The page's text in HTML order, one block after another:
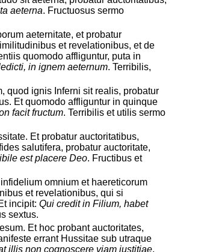
aeterna. Fructuosus sermo
aeternitate, et probatur
et revelationibus, et de
quomodo affliguntur, puta in
in ignem aeternum. Terribilis,
quod ignis Inferni sit realis, probatur
Et quomodo affliguntur in quinque
facit fructum. Terribilis et utilis sermo
Et probatur auctoritatibus,
salutifera, probatur auctoritate,
est placere Deo. Fructibus et
omnium et haereticorum
et revelationibus, qui si
incipit:Qui credit in Filium, habet
sextus.
Et hoc probant auctoritates,
errant Hussitae sub utraque
illis non cognoscere viam iustitiae.